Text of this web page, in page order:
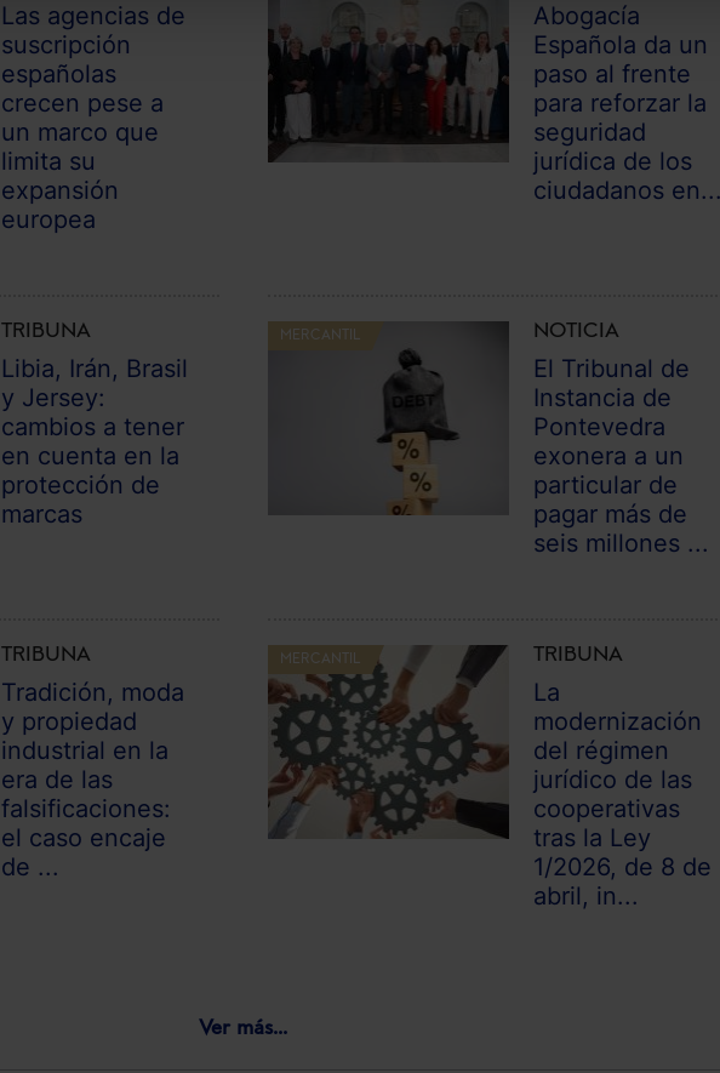
Las agencias de
suscripción
españolas
crecen pese a
un marco que
limita su
expansión
europea
Abogacía
Española da un
paso al frente
para reforzar la
seguridad
jurídica de los
ciudadanos en...
TRIBUNA
Libia, Irán, Brasil
y Jersey:
cambios a tener
en cuenta en la
protección de
marcas
MERCANTIL NOTICIA
El Tribunal de
Instancia de
Pontevedra
exonera a un
particular de
pagar más de
seis millones ...
TRIBUNA
Tradición, moda
y propiedad
industrial en la
era de las
falsificaciones:
el caso encaje
de ...
MERCANTIL TRIBUNA
La
modernización
del régimen
jurídico de las
cooperativas
tras la Ley
1/2026, de 8 de
abril, in...
Ver más...